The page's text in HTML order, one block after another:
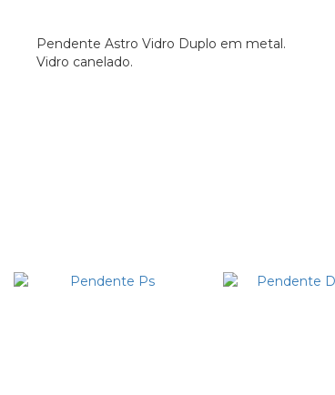
Pendente Astro Vidro Duplo em metal.
Vidro canelado.